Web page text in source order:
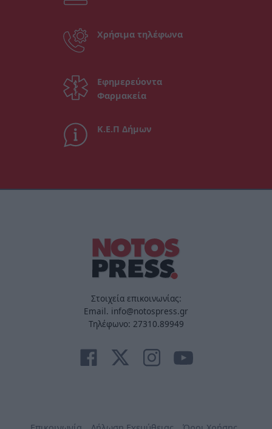
Χρήσιμα τηλέφωνα
Εφημερεύοντα
Φαρμακεία
Κ.Ε.Π Δήμων
Στοιχεία επικοινωνίας:
Email. info@notospress.gr
Τηλέφωνο: 27310.89949